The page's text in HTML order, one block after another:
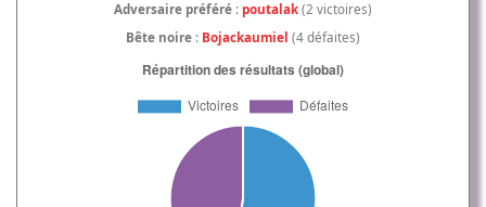
Adversaire préféré : poutalak (2 victoires)
Bête noire : Bojackaumiel (4 défaites)